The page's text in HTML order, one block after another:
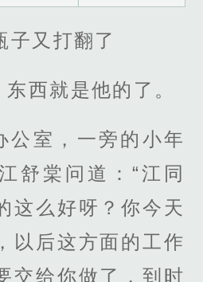
子又打翻了
西就是他的了。
公室，一旁的小年
舒棠问道：“江同
这么好呀？你今天
以后这方面的工作
交给你做了，到时